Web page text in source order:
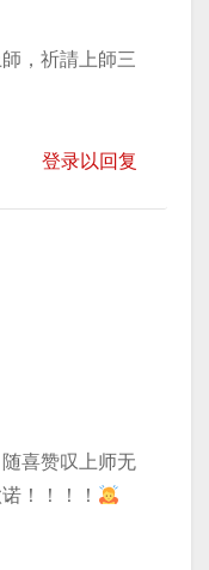
，祈請上師三
登录以回复
喜赞叹上师无
！！！！